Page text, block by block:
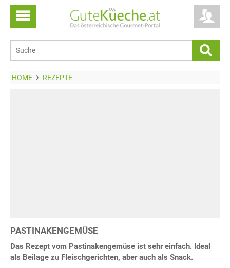
HOME REZEPTE
PASTINAKENGEMÜSE
Das Rezept vom Pastinakengemüse ist sehr einfach. Ideal
als Beilage zu Fleischgerichten, aber auch als Snack.